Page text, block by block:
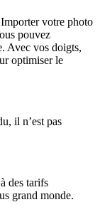
Importer votre photo
pouvez
Avec vos doigts,
optimiser le
il n’est pas
des tarifs
grand monde.